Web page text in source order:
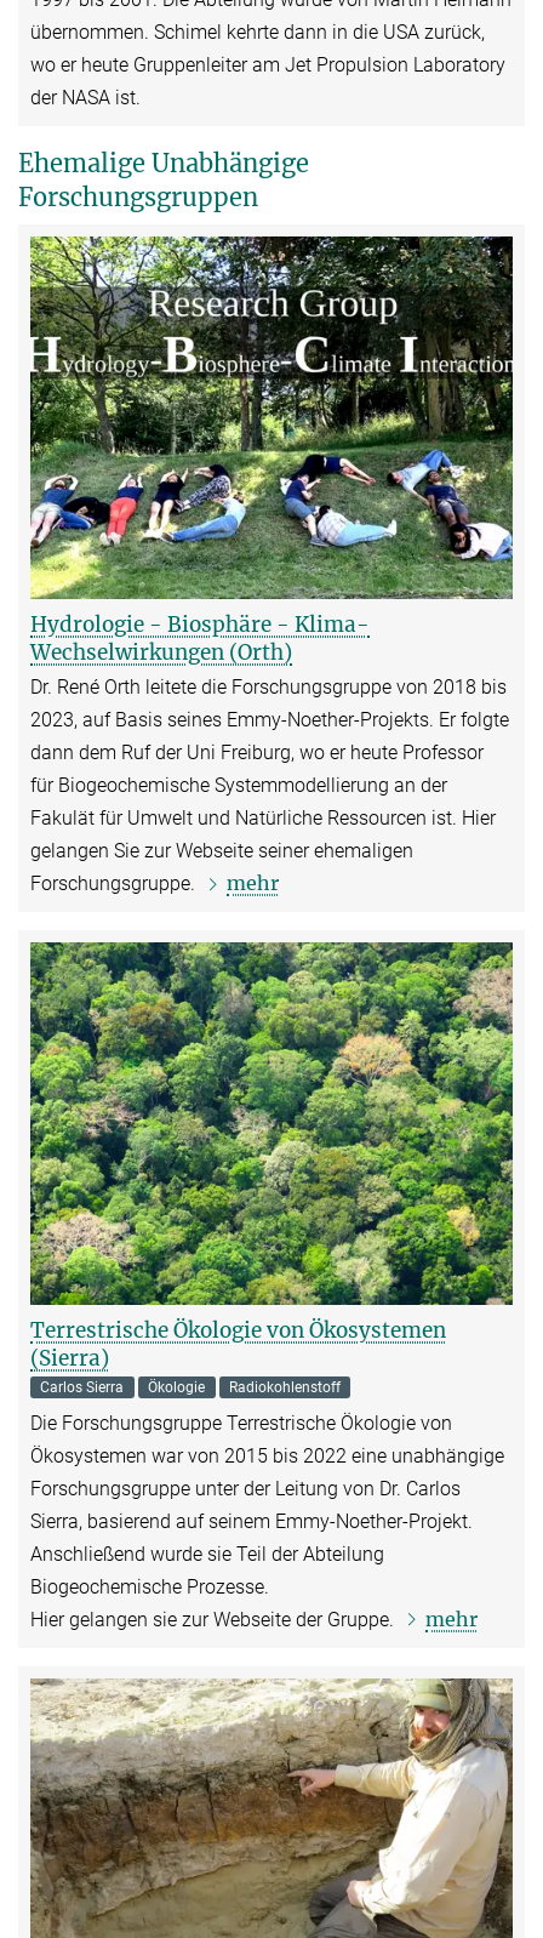
übernommen. Schimel kehrte dann in die USA zurück,
wo er heute Gruppenleiter am Jet Propulsion Laboratory
der NASA ist.
Ehemalige Unabhängige
Forschungsgruppen
Hydrologie - Biosphäre - Klima-
Wechselwirkungen (Orth)
Dr. René Orth leitete die Forschungsgruppe von 2018 bis
2023, auf Basis seines Emmy-Noether-Projekts. Er folgte
dann dem Ruf der Uni Freiburg, wo er heute Professor
für Biogeochemische Systemmodellierung an der
Fakulät für Umwelt und Natürliche Ressourcen ist. Hier
gelangen Sie zur Webseite seiner ehemaligen
Forschungsgruppe.
mehr
Terrestrische Ökologie von Ökosystemen
(Sierra)
Carlos Sierra Ökologie Radiokohlenstoff
Die Forschungsgruppe Terrestrische Ökologie von
Ökosystemen war von 2015 bis 2022 eine unabhängige
Forschungsgruppe unter der Leitung von Dr. Carlos
Sierra, basierend auf seinem Emmy-Noether-Projekt.
Anschließend wurde sie Teil der Abteilung
Biogeochemische Prozesse.
Hier gelangen sie zur Webseite der Gruppe.
mehr